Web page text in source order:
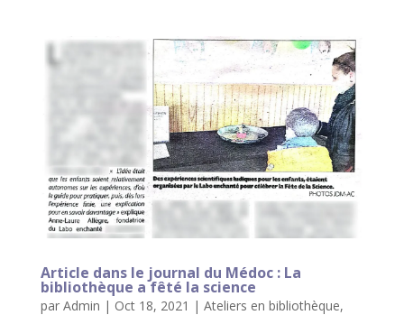
Article dans le journal du Médoc : La
bibliothèque a fêté la science
par Admin | Oct 18, 2021 | Ateliers en bibliothèque,